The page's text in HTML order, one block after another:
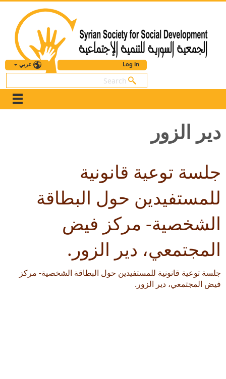
عربي Log in
بحث
دير الزور
جلسة توعية قانونية
للمستفيدين حول البطاقة
الشخصية- مركز فيض
المجتمعي، دير الزور.
جلسة توعية قانونية للمستفيدين حول البطاقة الشخصية- مركز
فيض المجتمعي، دير الزور.